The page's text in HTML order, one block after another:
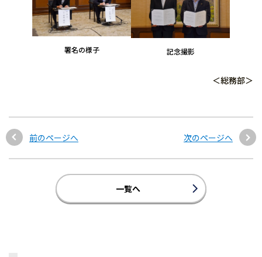
署名の様子 記念撮影
＜総務部＞
前のページへ 次のページへ
一覧へ